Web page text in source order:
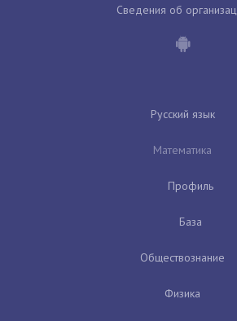
Сведения об
Русский язык
Математика
Профиль
База
Обществознание
Физика